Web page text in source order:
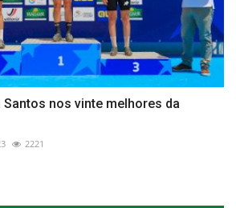
Santos nos vinte melhores da
2221